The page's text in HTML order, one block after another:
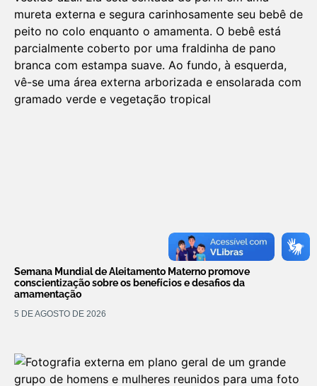
Semana Mundial de Aleitamento Materno promove
conscientização sobre os benefícios e desafios da
amamentação
5 DE AGOSTO DE 2026